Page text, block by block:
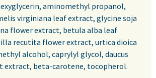
aminomethyl propanol,
virginiana leaf extract, glycine soja
flower extract, betula alba leaf
recutita flower extract, urtica dioica
alcohol, caprylyl glycol, daucus
extract, beta-carotene, tocopherol.